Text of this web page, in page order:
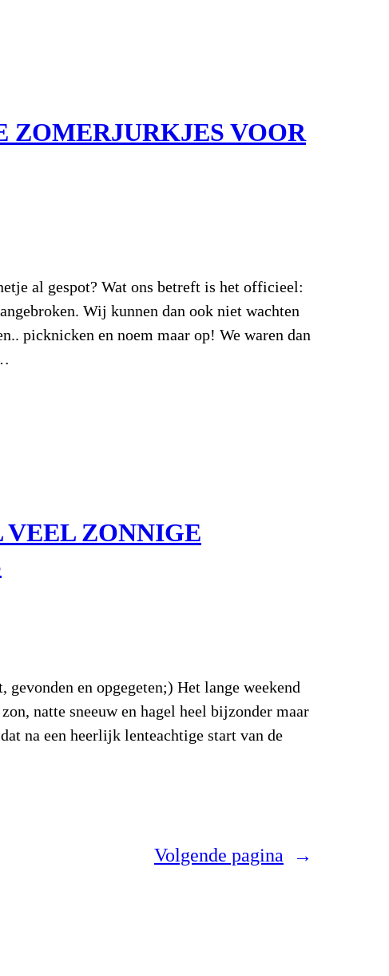
ZOMERJURKJES VOOR
al gespot? Wat ons betreft is het officieel:
Wij kunnen dan ook niet wachten
picknicken en noem maar op! We waren dan
VEEL ZONNIGE
en opgegeten;) Het lange weekend
natte sneeuw en hagel heel bijzonder maar
na een heerlijk lenteachtige start van de
Volgende pagina →